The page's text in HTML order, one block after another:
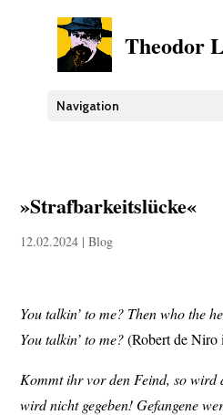
Theodor
Navigation
»Strafbarkeitslücke«
12.02.2024 |Blog
You talkin’ to me? Then who the
You talkin’ to me?(Robert de Niro
Kommt ihr vor den Feind, so wird
wird nicht gegeben! Gefangene